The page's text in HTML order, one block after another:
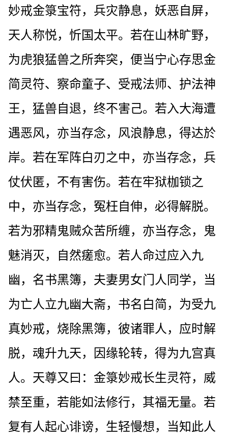
妙戒金箓宝符，兵灾静息，妖恶自屏，
天人称悦，忻国太平。若在山林旷野，
为虎狼猛兽之所奔突，便当宁心存思金
简灵符、察命童子、受戒法师、护法神
王，猛兽自退，终不害己。若入大海遭
遇恶风，亦当存念，风浪静息，得达於
岸。若在军阵白刃之中，亦当存念，兵
仗伏匿，不有害伤。若在牢狱枷锁之
中，亦当存念，冤枉自伸，必得解脱。
若为邪精鬼贼众苦所缠，亦当存念，鬼
魅消灭，自然瘥愈。若人命过应入九
幽，名书黑簿，夫妻男女门人同学，当
为亡人立九幽大斋，书名白简，为受九
真妙戒，烧除黑簿，彼诸罪人，应时解
脱，魂升九天，因缘轮转，得为九宫真
人。天尊又曰：金箓妙戒长生灵符，威
禁至重，若能如法修行，其福无量。若
复有人起心诽谤，生轻慢想，当知此人